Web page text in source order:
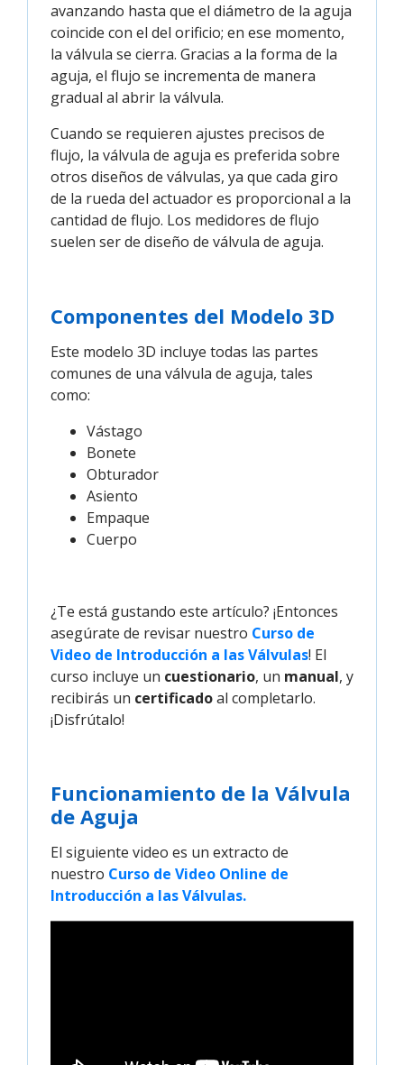
avanzando hasta que el diámetro de la aguja
coincide con el del orificio; en ese momento,
la válvula se cierra. Gracias a la forma de la
aguja, el flujo se incrementa de manera
gradual al abrir la válvula.
Cuando se requieren ajustes precisos de
flujo, la válvula de aguja es preferida sobre
otros diseños de válvulas, ya que cada giro
de la rueda del actuador es proporcional a la
cantidad de flujo. Los medidores de flujo
suelen ser de diseño de válvula de aguja.
Componentes del Modelo 3D
Este modelo 3D incluye todas las partes
comunes de una válvula de aguja, tales
como:
Vástago
Bonete
Obturador
Asiento
Empaque
Cuerpo
¿Te está gustando este artículo? ¡Entonces
asegúrate de revisar nuestro Curso de
Video de Introducción a las Válvulas! El
curso incluye un cuestionario, un manual, y
recibirás un certificadoal completarlo.
¡Disfrútalo!
Funcionamiento de la Válvula
de Aguja
El siguiente video es un extracto de
nuestro Curso de Video Online de
Introducción a las Válvulas.